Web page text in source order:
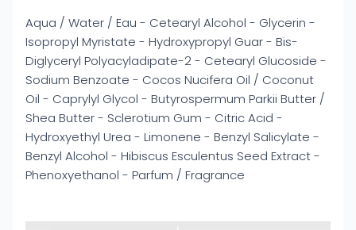
Aqua / Water / Eau - Cetearyl Alcohol - Glycerin -
Isopropyl Myristate - Hydroxypropyl Guar - Bis-
Diglyceryl Polyacyladipate-2 - Cetearyl Glucoside -
Sodium Benzoate - Cocos Nucifera Oil / Coconut
Oil - Caprylyl Glycol - Butyrospermum Parkii Butter /
Shea Butter - Sclerotium Gum - Citric Acid -
Hydroxyethyl Urea - Limonene - Benzyl Salicylate -
Benzyl Alcohol - Hibiscus Esculentus Seed Extract -
Phenoxyethanol - Parfum / Fragrance